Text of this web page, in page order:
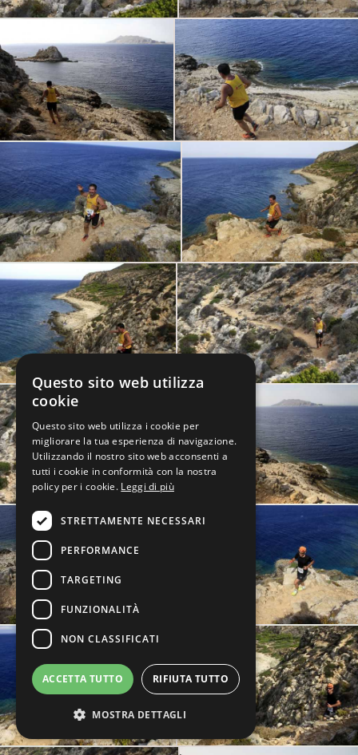
Questo sito web utilizza
cookie
Questo sito web utilizza i cookie per
migliorare la tua esperienza di navigazione.
Utilizzando il nostro sito web acconsenti a
tutti i cookie in conformità con la nostra
policy per i cookie. Leggi di più
STRETTAMENTE NECESSARI
PERFORMANCE
TARGETING
FUNZIONALITÀ
NON CLASSIFICATI
ACCETTA TUTTO RIFIUTA TUTTO
MOSTRA DETTAGLI